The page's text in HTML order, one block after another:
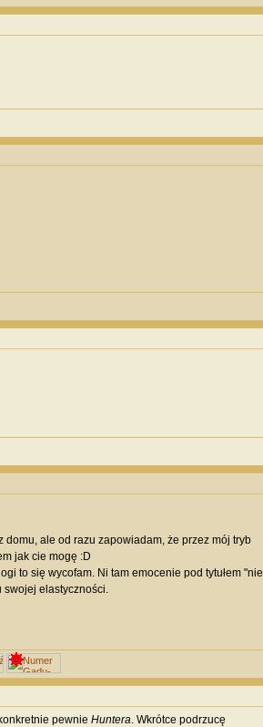
ale od razu zapowiadam, że przez mój tryb
jak cie mogę :D
to się wycofam. Ni tam emocenie pod tytułem "nie
swojej elastyczności.
pewnie Huntera. Wkrótce podrzucę